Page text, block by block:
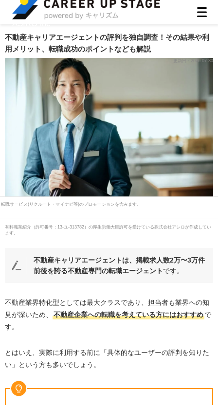
不動産キャリアエージェントの評判を独自調査！その結果や利
用メリット、転職成功のポイントなども解説
更新日： 2026.07.30
転職サービス(リクルート・マイナビ等)のプロモーションを含みます。
有料職業紹介（許可番号：13-ユ-313782）の厚生労働大臣許可を受けている株式会社アシロが作成してい
ます。
不動産キャリアエージェントは、掲載求人数2万〜3万件
前後を誇る不動産専門の転職エージェントです。
不動産業界特化型としては最大クラスであり、担当者も業界への知
見が深いため、
不動産企業への転職を考えている方にはおすすめで
す。
とはいえ、実際に利用する前に「具体的なユーザーの評判を知りた
い」という方も多いでしょう。